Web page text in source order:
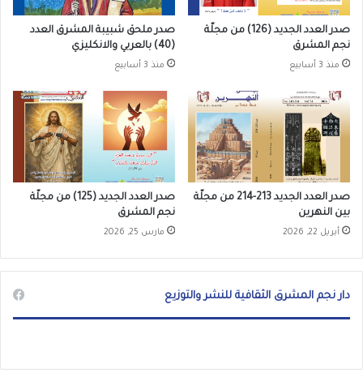
صدر العدد الجديد (126) من مجلّة
نجم المشرق
منذ 3 أسابيع
صدر ملحق شبيبة المشرق العدد
(40) بالعربي والانكليزي
منذ 3 أسابيع
صدر العدد الجديد 213-214 من مجلّة
بين النهرين
أبريل 22, 2026
صدر العدد الجديد (125) من مجلّة
نجم المشرق
مارس 25, 2026
دار نجم المشرق الثقافية للنشر والتوزيع